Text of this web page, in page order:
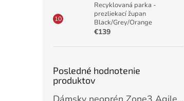
Recyklovaná parka -
prezliekací župan
Black/Grey/Orange
€139
Posledné hodnotenie
produktov